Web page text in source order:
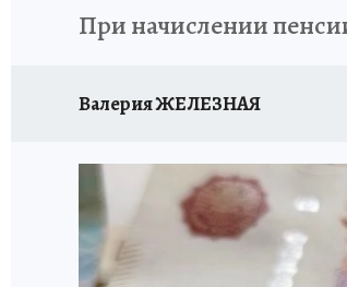
ИСПЫТАНО НА СЕБЕ
При начислении
Валерия ЖЕЛЕЗНАЯ